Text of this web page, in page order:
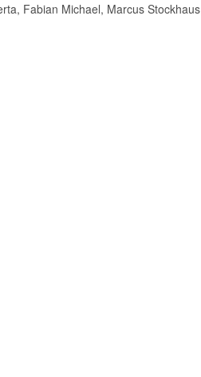
Fabian Michael, Marcus Stockhaus